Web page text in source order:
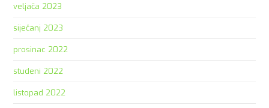
veljača 2023
siječanj 2023
prosinac 2022
studeni 2022
listopad 2022